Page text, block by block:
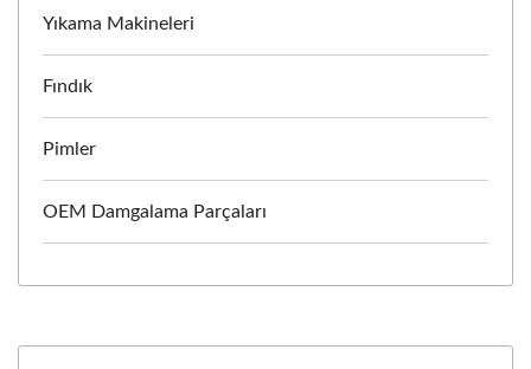
Yıkama Makineleri
Fındık
Pimler
OEM Damgalama Parçaları